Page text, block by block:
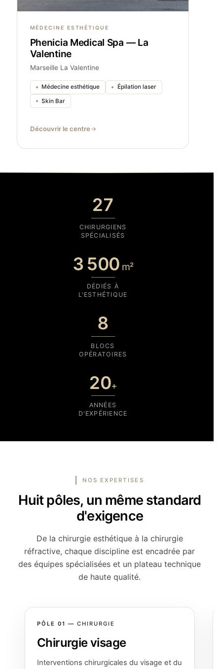
MÉDECINE ESTHÉTIQUE
Phenicia Medical Spa — La
Valentine
Marseille La Valentine
Médecine esthétique Épilation laser
Skin Bar
Découvrir le centre
27
CHIRURGIENS
SPÉCIALISÉS
3 500 m²
DÉDIÉS À
L'ESTHÉTIQUE
8
BLOCS
OPÉRATOIRES
20+
ANNÉES
D'EXPÉRIENCE
NOS EXPERTISES
Huit pôles, un même standard
d'exigence
De la chirurgie esthétique à la chirurgie
réfractive, chaque discipline est encadrée par
des équipes spécialisées et un plateau technique
de haute qualité.
01
CHIRURGIE VISAGE
Survolez une intervention pour
PÔLE 01 —CHIRURGIE
Chirurgie visage
Interventions chirurgicales du visage et du